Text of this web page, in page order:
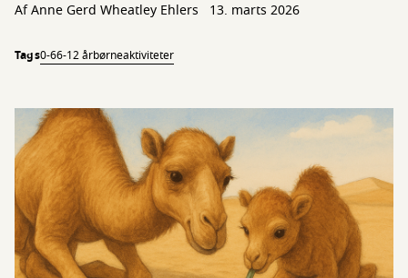
AfAnne Gerd Wheatley Ehlers 13. marts 2026
Tags0-66-12 årbørneaktiviteter